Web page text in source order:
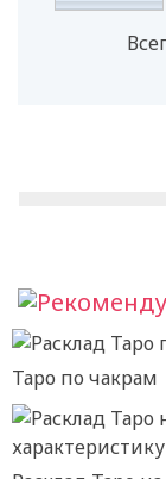
Таро по чакрам